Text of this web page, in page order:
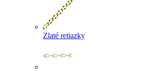
Zlaté retiazky